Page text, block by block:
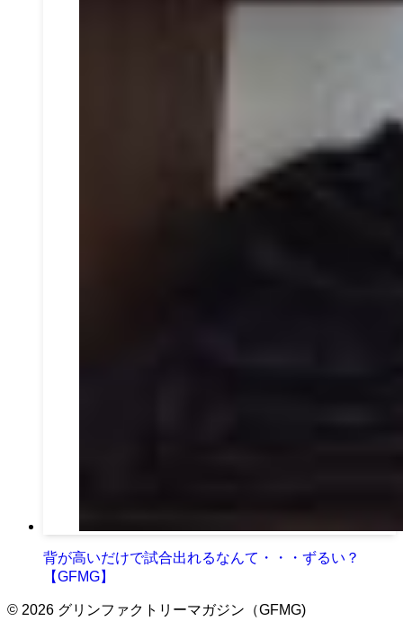
背が高いだけで試合出れるなんて・・・ずるい？
【GFMG】
© 2026 グリンファクトリーマガジン（GFMG)